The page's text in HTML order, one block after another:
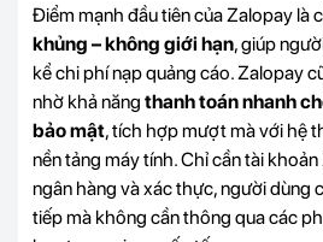
Điểm mạnh đầu tiên của Zalopay là
khủng – không giới hạn, giúp
kể chi phí nạp quảng cáo. Zalopay
nhờ khả năng thanh toán nhanh
bảo mật, tích hợp mượt mà với hệ
nền tảng máy tính. Chỉ cần tài
ngân hàng và xác thực, người dùng
tiếp mà không cần thông qua các